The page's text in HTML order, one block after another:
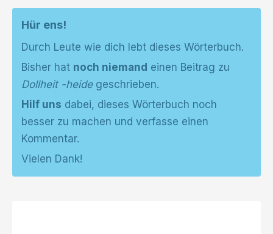
Hür ens!
Durch Leute wie dich lebt dieses Wörterbuch.
Bisher hat noch niemand einen Beitrag zu
Dollheit -heidegeschrieben.
Hilf uns dabei, dieses Wörterbuch noch
besser zu machen und verfasse einen
Kommentar.
Vielen Dank!